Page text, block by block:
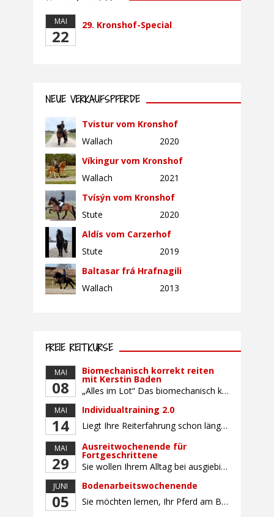
MAI
22
29. Kronshof-Special
NEUE VERKAUFSPFERDE
Tvistur vom Kronshof
Wallach
2020
Víkingur vom Kronshof
Wallach
2021
Tvísýn vom Kronshof
Stute
2020
Aldís vom Carzerhof
Stute
2019
Baltasar frá Hrafnagili
Wallach
2013
FREIE REITKURSE
MAI
08
Biomechanisch korrekt reiten
mit Kerstin Baden
„Alles im Lot“ Das biomechanisch korrekte Reiten vereint viele wichtige Erkenntnisse der Reitkunst und der Physiologie von Pferd und Reiter miteinander. Ziel ist die größtmögliche Symmetrie des Reiters, denn erst wenn „alles im Lot“ ist, kann das Pferd den Reiter ausbalanciert und losgelassen tragen. Dafür muss der Reiter lernen, die Reaktionen seines Pferdes auf seinen […]
MAI
14
Individualtraining 2.0
Liegt Ihre Reiterfahrung schon länger zurück oder fühlen Sie sich noch nicht richtig fit? Oder sind Sie bereits ein sicherer Reiter und freuen sich auf weiterführenden Unterricht? Training für Reiter:innen mit unterschiedlicher Reiterfahrung, auf die Wünsche und Kenntnisse des Einzelnen abgestimmt. Ein abwechslungsreiches Programm mit individuellem Reitunterricht mit unterschiedlichen Schwerpunkten und für Fortgeschrittene auch mit […]
MAI
29
Ausreitwochenende für
Fortgeschrittene
Sie wollen Ihrem Alltag bei ausgiebigen Ritten durch unser wunderschönes Gelände entfliehen? Dann ist das Ausreitwochenende genau das Richtige. Geübte und sichere Reiter und Reiterinnen genießen die herrliche Natur unter erfahrener Rittführung. Teilnahme mit Leih- oder eigenem Pferd möglich. Mindestteilnehmerzahl: 5 Personen
JUNI
05
Bodenarbeitswochenende
Sie möchten lernen, Ihr Pferd am Boden gezielt zu gymnastizieren und durch feine Kommunikation zu führen? Dieser Kurs vermittelt, wie gezieltes und korrektes Longieren zur gymnastizierenden Arbeit mit dem Pferd beitragen. Wir arbeiten mit Hilfe eines Kappzaums – ohne Ausbinder oder andere Hilfszügel. Im Mittelpunkt stehen feine Kommunikation, klare Körpersprache und präzise Hilfengebung mit dem […]